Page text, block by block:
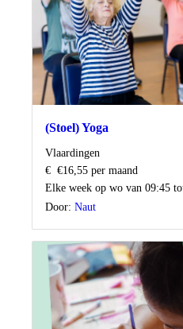
(Stoel) Yoga
Locatie
Vlaardingen
Kosten
€ €16,55 per maand
Wanneer
Elke week op wo van 09:45
Door: Naut